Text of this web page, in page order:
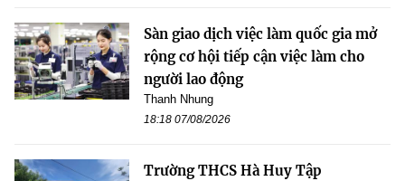
Sàn giao dịch việc làm quốc gia mở
rộng cơ hội tiếp cận việc làm cho
người lao động
Thanh Nhung
18:18 07/08/2026
Trường THCS Hà Huy Tập